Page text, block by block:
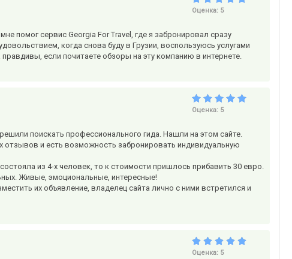
Оценка: 5
помог сервис Georgia For Travel, где я забронировал сразу
когда снова буду в Грузии, воспользуюсь услугами
если почитаете обзоры на эту компанию в интернете.
Оценка: 5
поискать профессионального гида. Нашли на этом сайте.
отзывов и есть возможность забронировать индивидуальную
из 4-х человек, то к стоимости пришлось прибавить 30 евро.
Живые, эмоциональные, интересные!
их объявление, владелец сайта лично с ними встретился и
Оценка: 5